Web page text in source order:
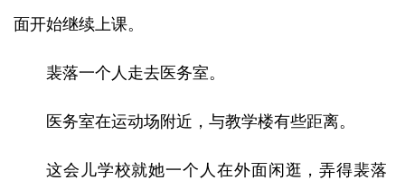
面开始继续上课。
裴落一个人走去医务室。
医务室在运动场附近，与教学楼有些距离。
这会儿学校就她一个人在外面闲逛，弄得裴落